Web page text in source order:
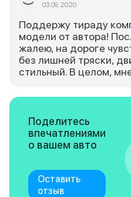
03.09.2020
Поддержу тираду
модели от автора!
жалею, на дороге
без лишней тряски,
стильный. В целом,
Поделитесь
впечатлениями
о вашем авто
Оставить
отзыв